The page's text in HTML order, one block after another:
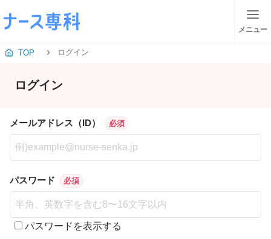
メニュー
TOP ログイン
ログイン
メールアドレス（ID） 必須
パスワード 必須
パスワードを表示する